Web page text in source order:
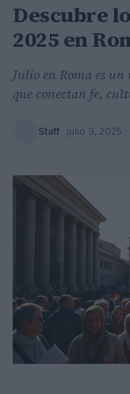
Descubre
2025 en
Julio en Roma es
que conectan fe,
Staff · julio 3, 2025